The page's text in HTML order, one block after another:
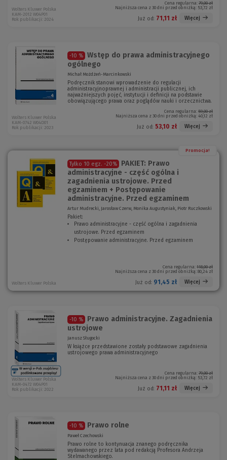
Cena regularna: 79,00 zł
Najniższa cena z 30 dni przed obniżką: 53,72 zł
Już od: 71,11 zł Więcej
Wolters Kluwer Polska
KAM-2012 W04P01
Rok publikacji: 2024
-10 %
Wstęp do prawa administracyjnego
ogólnego
Michał Możdżeń-Marcinkowski
Podręcznik stanowi wprowadzenie do regulacji
administracyjnoprawnej i administracji publicznej, ich
najważniejszych pojęć, instytucji i definicji na podstawie
obowiązującego prawa oraz poglądów nauki i orzecznictwa.
Cena regularna: 59,00 zł
Najniższa cena z 30 dni przed obniżką: 40,12 zł
Już od: 53,10 zł Więcej
Wolters Kluwer Polska
KAM-0742 W04D01
Rok publikacji: 2023
Promocja!
Tylko 10 egz. -20%
PAKIET: Prawo
administracyjne - część ogólna i
zagadnienia ustrojowe. Przed
egzaminem + Postępowanie
administracyjne. Przed egzaminem
Artur Mudrecki, Jarosław Czerw, Monika Augustyniak, Piotr Ruczkowski
Pakiet:
Prawo administracyjne - część ogólna i zagadnienia
ustrojowe. Przed egzaminem
N
o
k
Postępowanie administracyjne. Przed egzaminem
w
e
o
Cena regularna: 118,00 zł
Najniższa cena z 30 dni przed obniżką: 80,24 zł
Już od: 91,45 zł Więcej
Wolters Kluwer Polska
-10 %
Prawo administracyjne. Zagadnienia
ustrojowe
Janusz Sługocki
W książce przedstawione zostały podstawowe zagadnienia
ustrojowego prawa administracyjnego
Cena regularna: 79,00 zł
Najniższa cena z 30 dni przed obniżką: 53,72 zł
Już od: 71,11 zł Więcej
Wolters Kluwer Polska
KAM-0472 W04P01
Rok publikacji: 2022
-10 % Prawo rolne
Paweł Czechowski
Prawo rolne to kontynuacja znanego podręcznika
wydawanego przez lata pod redakcją Profesora Andrzeja
Stelmachowskiego.